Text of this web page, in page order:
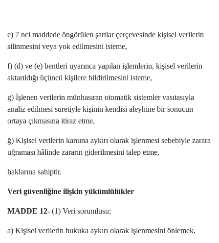
e) 7 nci maddede öngörülen şartlar çerçevesinde kişisel verilerin
silinmesini veya yok edilmesini isteme,
f) (d) ve (e) bentleri uyarınca yapılan işlemlerin, kişisel verilerin
aktarıldığı üçüncü kişilere bildirilmesini isteme,
g) İşlenen verilerin münhasıran otomatik sistemler vasıtasıyla
analiz edilmesi suretiyle kişinin kendisi aleyhine bir sonucun
ortaya çıkmasına itiraz etme,
ğ) Kişisel verilerin kanuna aykırı olarak işlenmesi sebebiyle zarara
uğraması hâlinde zararın giderilmesini talep etme,
haklarına sahiptir.
Veri güvenliğine ilişkin yükümlülükler
MADDE 12- (1) Veri sorumlusu;
a) Kişisel verilerin hukuka aykırı olarak işlenmesini önlemek,